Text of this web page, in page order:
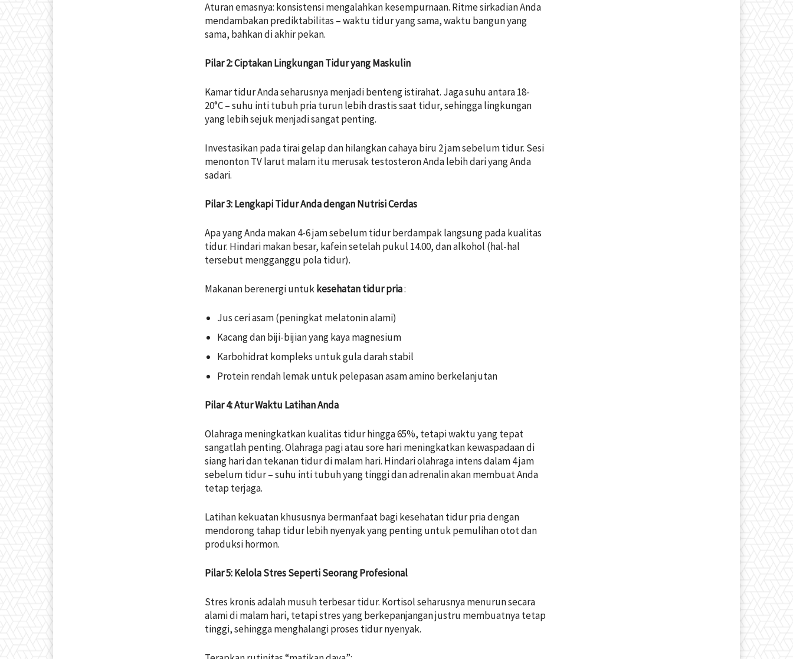
Aturan emasnya: konsistensi mengalahkan kesempurnaan. Ritme sirkadian Anda
mendambakan prediktabilitas – waktu tidur yang sama, waktu bangun yang
sama, bahkan di akhir pekan.
Pilar 2: Ciptakan Lingkungan Tidur yang Maskulin
Kamar tidur Anda seharusnya menjadi benteng istirahat. Jaga suhu antara 18-
20°C – suhu inti tubuh pria turun lebih drastis saat tidur, sehingga lingkungan
yang lebih sejuk menjadi sangat penting.
Investasikan pada tirai gelap dan hilangkan cahaya biru 2 jam sebelum tidur. Sesi
menonton TV larut malam itu merusak testosteron Anda lebih dari yang Anda
sadari.
Pilar 3: Lengkapi Tidur Anda dengan Nutrisi Cerdas
Apa yang Anda makan 4-6 jam sebelum tidur berdampak langsung pada kualitas
tidur. Hindari makan besar, kafein setelah pukul 14.00, dan alkohol (hal-hal
tersebut mengganggu pola tidur).
Makanan berenergi untuk kesehatan tidur pria:
Jus ceri asam (peningkat melatonin alami)
Kacang dan biji-bijian yang kaya magnesium
Karbohidrat kompleks untuk gula darah stabil
Protein rendah lemak untuk pelepasan asam amino berkelanjutan
Pilar 4: Atur Waktu Latihan Anda
Olahraga meningkatkan kualitas tidur hingga 65%, tetapi waktu yang tepat
sangatlah penting. Olahraga pagi atau sore hari meningkatkan kewaspadaan di
siang hari dan tekanan tidur di malam hari. Hindari olahraga intens dalam 4 jam
sebelum tidur – suhu inti tubuh yang tinggi dan adrenalin akan membuat Anda
tetap terjaga.
Latihan kekuatan khususnya bermanfaat bagikesehatan tidur priadengan
mendorong tahap tidur lebih nyenyak yang penting untuk pemulihan otot dan
produksi hormon.
Pilar 5: Kelola Stres Seperti Seorang Profesional
Stres kronis adalah musuh terbesar tidur. Kortisol seharusnya menurun secara
alami di malam hari, tetapi stres yang berkepanjangan justru membuatnya tetap
tinggi, sehingga menghalangi proses tidur nyenyak.